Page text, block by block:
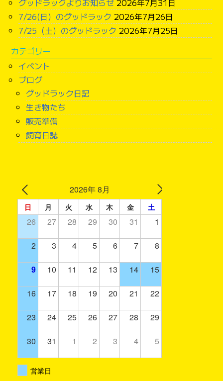
7/26(日）のグッドラック 2026年7月26日
7/25（土）のグッドラック 2026年7月25日
カテゴリー
イベント
ブログ
グッドラック日記
生き物たち
販売準備
飼育日誌
2026年 8月
日 月 火 水 木 金 土
26 27 28 29 30 31 1
2 3 4 5 6 7 8
9 10 11 12 13 14 15
16 17 18 19 20 21 22
23 24 25 26 27 28 29
30 31 1 2 3 4 5
営業日